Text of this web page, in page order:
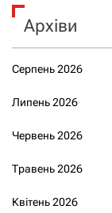
Архіви
Серпень 2026
Липень 2026
Червень 2026
Травень 2026
Квітень 2026